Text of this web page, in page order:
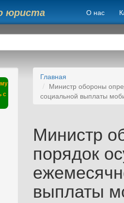
юриста О нас
с
Главная
Министр обороны
социальной выплаты
Министр
порядок
выплаты